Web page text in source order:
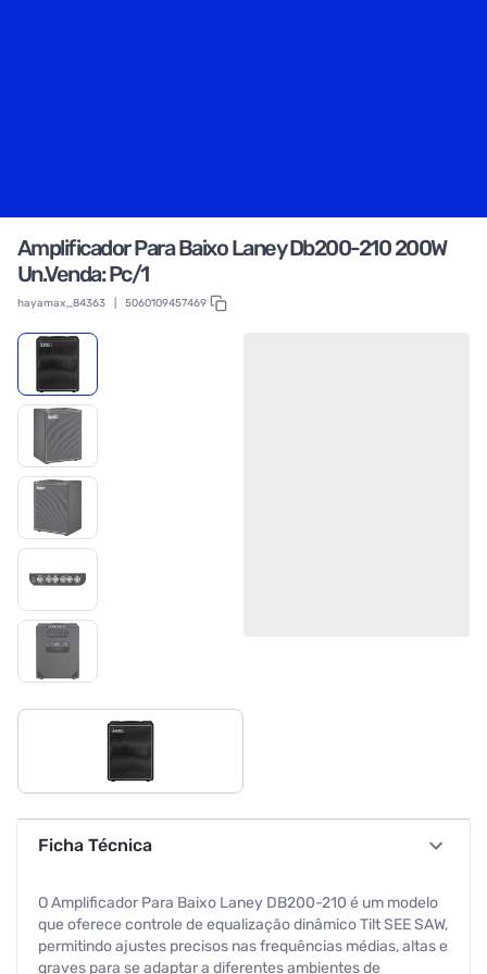
Amplificador Para Baixo Laney Db200-210 200W
Un.Venda: Pc/1
hayamax_84363 5060109457469
Ficha Técnica
O Amplificador Para Baixo Laney DB200-210 é um modelo
que oferece controle de equalização dinâmico Tilt SEE SAW,
permitindo ajustes precisos nas frequências médias, altas e
graves para se adaptar a diferentes ambientes de